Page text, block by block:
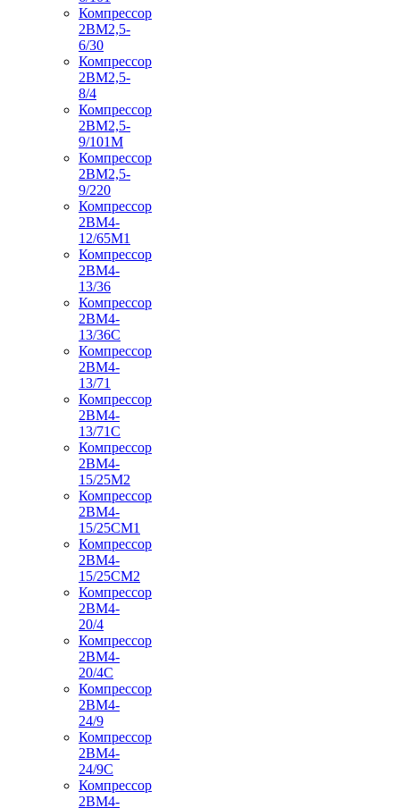
Компрессор
2ВМ2,5-
6/30
Компрессор
2ВМ2,5-
8/4
Компрессор
2ВМ2,5-
9/101М
Компрессор
2ВМ2,5-
9/220
Компрессор
2ВМ4-
12/65М1
Компрессор
2ВМ4-
13/36
Компрессор
2ВМ4-
13/36С
Компрессор
2ВМ4-
13/71
Компрессор
2ВМ4-
13/71С
Компрессор
2ВМ4-
15/25М2
Компрессор
2ВМ4-
15/25СМ1
Компрессор
2ВМ4-
15/25СМ2
Компрессор
2ВМ4-
20/4
Компрессор
2ВМ4-
20/4С
Компрессор
2ВМ4-
24/9
Компрессор
2ВМ4-
24/9С
Компрессор
2ВМ4-